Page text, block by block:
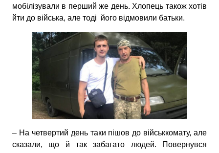
мобілізували в перший же день. Хлопець також хотів
йти до війська, але тоді його відмовили батьки.
– На четвертий день таки пішов до військкомату, але
сказали, що й так забагато людей. Повернувся